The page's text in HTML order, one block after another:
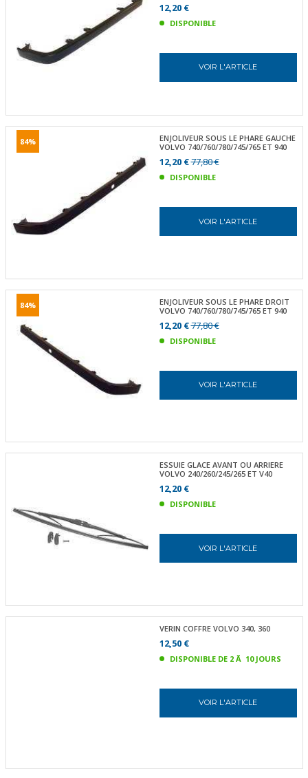
12,20 €
DISPONIBLE
VOIR L'ARTICLE
84%
ENJOLIVEUR SOUS LE PHARE GAUCHE
VOLVO 740/760/780/745/765 ET 940
12,20 €77,80 €
DISPONIBLE
VOIR L'ARTICLE
84%
ENJOLIVEUR SOUS LE PHARE DROIT
VOLVO 740/760/780/745/765 ET 940
12,20 €77,80 €
DISPONIBLE
VOIR L'ARTICLE
ESSUIE GLACE AVANT OU ARRIERE
VOLVO 240/260/245/265 ET V40
12,20 €
DISPONIBLE
VOIR L'ARTICLE
VERIN COFFRE VOLVO 340, 360
12,50 €
DISPONIBLE DE 2 Ã 10 JOURS
VOIR L'ARTICLE